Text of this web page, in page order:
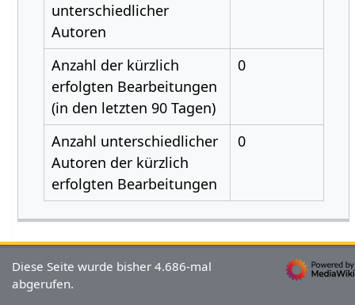
unterschiedlicher
Autoren
Anzahl der kürzlich
erfolgten Bearbeitungen
(in den letzten 90 Tagen)
0
Anzahl unterschiedlicher
Autoren der kürzlich
erfolgten Bearbeitungen
0
Diese Seite wurde bisher 4.686-mal
abgerufen.